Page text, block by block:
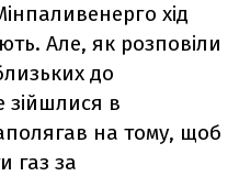
хід
Але, як розповіли
до
зійшлися в
на тому, щоб
газ за